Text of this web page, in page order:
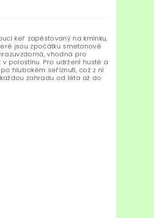
keř zapěstovaný na kmínku,
jsou zpočátku smetanově
vhodná pro
polostínu. Pro udržení husté a
hlubokém seříznutí, což z ní
zahradu od léta až do